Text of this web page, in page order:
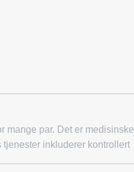
mange par. Det er medisinske
inkluderer kontrollert